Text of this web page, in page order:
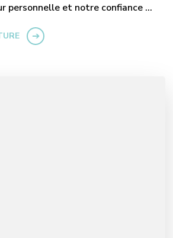
personnelle et notre confiance …